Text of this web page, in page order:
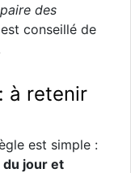
des
conseillé de
à retenir
est simple :
du jour et